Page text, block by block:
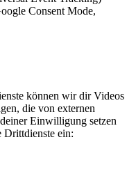
Consent Mode,
können wir dir Videos
die von externen
Einwilligung setzen
Drittdienste ein: